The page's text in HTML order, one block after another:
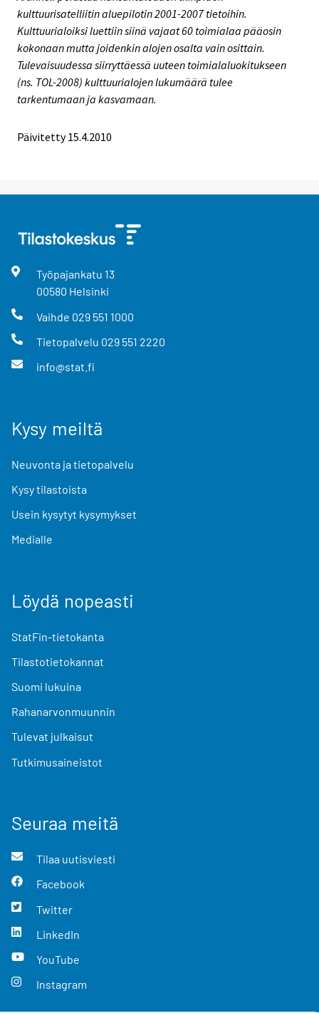
kulttuurisatelliitin aluepilotin 2001-2007 tietoihin.
Kulttuurialoiksi luettiin siinä vajaat 60 toimialaa pääosin
kokonaan mutta joidenkin alojen osalta vain osittain.
Tulevaisuudessa siirryttäessä uuteen toimialaluokitukseen
(ns. TOL-2008) kulttuurialojen lukumäärä tulee
tarkentumaan ja kasvamaan.
Päivitetty15.4.2010
Työpajankatu 13
00580 Helsinki
Vaihde 029 551 1000
Tietopalvelu 029 551 2220
info@stat.fi
Kysy meiltä
Neuvonta ja tietopalvelu
Kysy tilastoista
Usein kysytyt kysymykset
Medialle
Löydä nopeasti
StatFin-tietokanta
Tilastotietokannat
Suomi lukuina
Rahanarvonmuunnin
Tulevat julkaisut
Tutkimusaineistot
Seuraa meitä
Tilaa uutisviesti
Facebook
Twitter
LinkedIn
YouTube
Instagram